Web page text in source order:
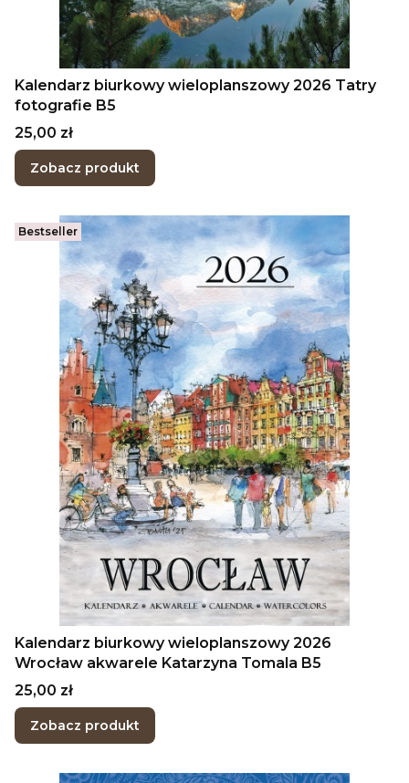
Kalendarz biurkowy wieloplanszowy 2026 Tatry
fotografie B5
Cena
25,00 zł
Zobacz produkt
Bestseller
Kalendarz biurkowy wieloplanszowy 2026
Wrocław akwarele Katarzyna Tomala B5
Cena
25,00 zł
Zobacz produkt